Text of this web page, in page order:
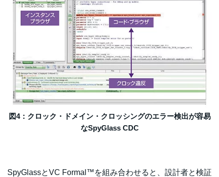
図4：クロック・ドメイン・クロッシングのエラー検出が容易
なSpyGlass CDC
SpyGlassとVC Formal™を組み合わせると、設計者と検証